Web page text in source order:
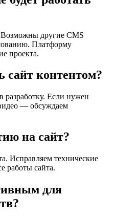
другие CMS
Платформу
проекта.
сайт контентом?
разработку. Если нужен
— обсуждаем
на сайт?
Исправляем технические
работы сайта.
для